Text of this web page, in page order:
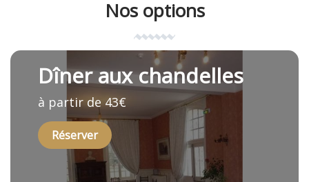
Nos options
Dîner aux chandelles
à partir de 43€
Réserver